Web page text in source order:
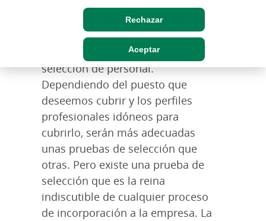
Rechazar
Aceptar
A lo largo de mi experiencia
profesional he tenido la ocasión de
aplicar muy diversas pruebas de
selección de personal.
Dependiendo del puesto que
deseemos cubrir y los perfiles
profesionales idóneos para
cubrirlo, serán más adecuadas
unas pruebas de selección que
otras. Pero existe una prueba de
selección que es la reina
indiscutible de cualquier proceso
de incorporación a la empresa. La